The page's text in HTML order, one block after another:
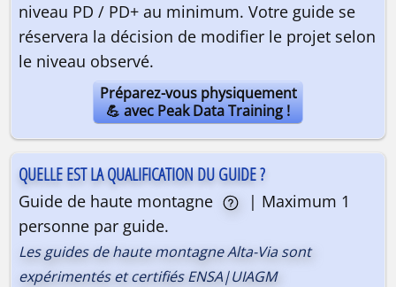
niveau PD / PD+ au minimum. Votre guide se
réservera la décision de modifier le projet selon
le niveau observé.
Préparez-vous physiquement
💪 avec Peak Data Training !
QUELLE EST LA QUALIFICATION DU GUIDE ?
Guide de haute montagne
| Maximum 1
personne par guide.
Les guides de haute montagne Alta-Via sont
expérimentés et certifiés ENSA|UIAGM